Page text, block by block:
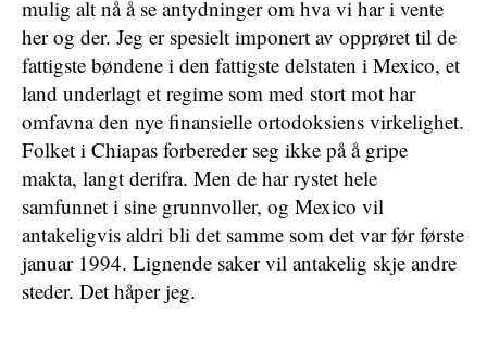
mulig alt nå å se antydninger om hva vi har i vente
her og der. Jeg er spesielt imponert av opprøret til de
fattigste bøndene i den fattigste delstaten i Mexico, et
land underlagt et regime som med stort mot har
omfavna den nye finansielle ortodoksiens virkelighet.
Folket i Chiapas forbereder seg ikke på å gripe
makta, langt derifra. Men de har rystet hele
samfunnet i sine grunnvoller, og Mexico vil
antakeligvis aldri bli det samme som det var før første
januar 1994. Lignende saker vil antakelig skje andre
steder. Det håper jeg.